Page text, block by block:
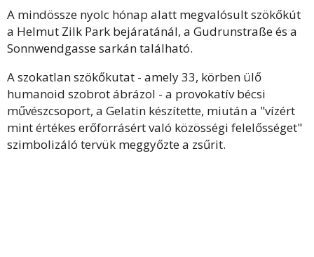
A mindössze nyolc hónap alatt megvalósult szökőkút
a Helmut Zilk Park bejáratánál, a Gudrunstraße és a
Sonnwendgasse sarkán található.
A szokatlan szökőkutat - amely 33, körben ülő
humanoid szobrot ábrázol - a provokatív bécsi
művészcsoport, a Gelatin készítette, miután a "vízért
mint értékes erőforrásért való közösségi felelősséget"
szimbolizáló tervük meggyőzte a zsűrit.